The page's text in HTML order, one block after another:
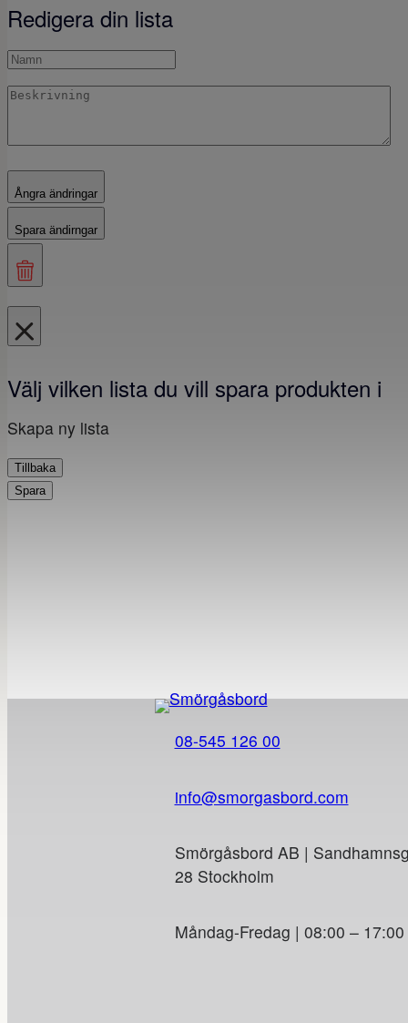
Redigera din lista
Ångra ändringar
Spara ändirngar
Välj vilken lista du vill spara produkten i
Skapa ny lista
Tillbaka
Spara
08-545 126 00
info@smorgasbord.com
Smörgåsbord AB |
28 Stockholm
Måndag-Fredag | 08:00 – 17:00